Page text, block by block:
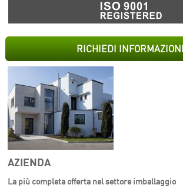
RICHIEDI
AZIENDA
La più completa offerta nel settore imballaggio